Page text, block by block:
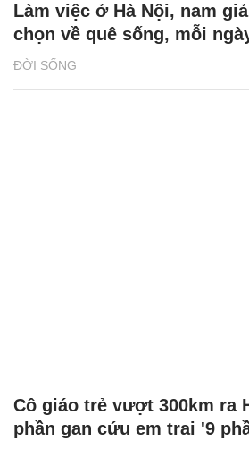
ĐỜI SỐNG
Làm việc ở Hà Nội, nam
chọn về quê sống, mỗi
Cô giáo trẻ vượt 300km ra
phần gan cứu em trai '9